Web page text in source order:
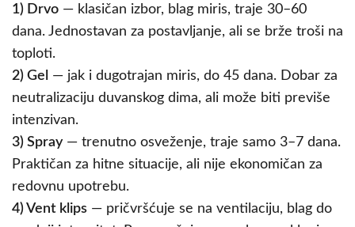
1) Drvo — klasičan izbor, blag miris, traje 30–60
dana. Jednostavan za postavljanje, ali se brže troši na
toploti.
2) Gel
— jak i dugotrajan miris, do 45 dana. Dobar za
neutralizaciju duvanskog dima, ali može biti previše
intenzivan.
3) Spray— trenutno osveženje, traje samo 3–7 dana.
Praktičan za hitne situacije, ali nije ekonomičan za
redovnu upotrebu.
4) Vent klips — pričvršćuje se na ventilaciju, blag do